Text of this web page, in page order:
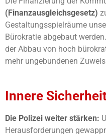
(Finanzausgleichsgesetz)
Gestaltungsspielräume
Bürokratie abgebaut werden.
der Abbau von hoch
mehr ungebundenen
Innere
Die Polizei weiter stärken:
Herausforderungen